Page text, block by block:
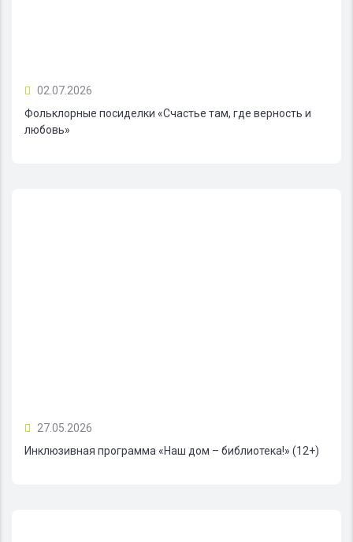
02.07.2026
Фольклорные посиделки «Счастье там, где верность и
любовь»
27.05.2026
Инклюзивная программа «Наш дом – библиотека!» (12+)